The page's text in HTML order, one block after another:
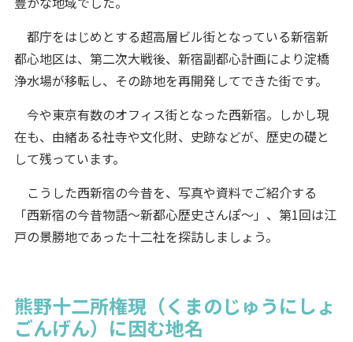
都庁をはじめとする超高層ビル街となっている新宿新
都心地区は、第二次大戦後、新宿副都心計画により淀橋
浄水場が移転し、その跡地を再開発してできた街です。
今や東京有数のオフィス街となった西新宿。しかし現
在も、由緒ある社寺や文化財、史跡などが、歴史の礎と
して残っています。
こうした西新宿の今昔を、写真や資料でご紹介する
「西新宿の今昔物語～新都心歴史さんぽ～」、第1回は江
戸の景勝地であった十二社を探訪しましょう。
熊野十二所権現（くまのじゅうにしょ
ごんげん）に因む地名